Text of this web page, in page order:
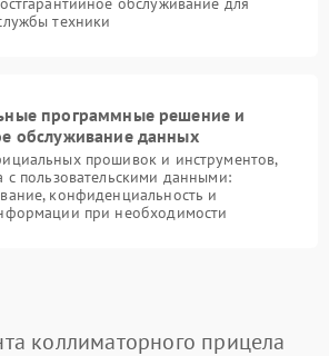
техники
программные решение и
обслуживание данных
прошивок и инструментов,
с пользовательскими данными:
конфиденциальность и
при необходимости
коллиматорного прицела